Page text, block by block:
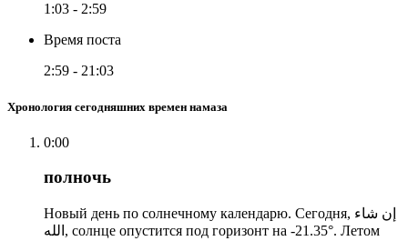
1:03 - 2:59
Время поста
2:59 - 21:03
Хронология сегодняшних времен намаза
0:00
полночь
Новый день по солнечному календарю. Сегодня, إن شاء
الله, солнце опустится под горизонт на -21.35°. Летом